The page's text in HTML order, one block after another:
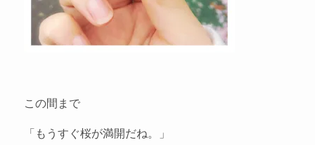
この間まで
「もうすぐ桜が満開だね。」